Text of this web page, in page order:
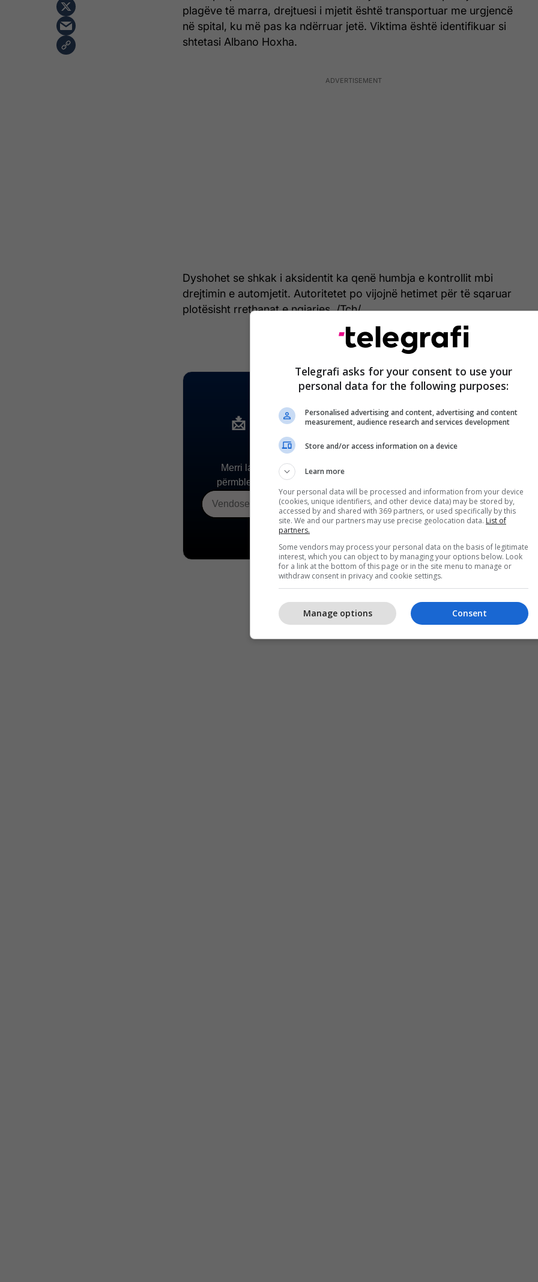
plagëve të marra, drejtuesi i mjetit është transportuar me urgjencë
në spital, ku më pas ka ndërruar jetë. Viktima është identifikuar si
shtetasi Albano Hoxha.
Dyshohet se shkak i aksidentit ka qenë humbja e kontrollit mbi
drejtimin e automjetit. Autoritetet po vijojnë hetimet për të sqaruar
plotësisht rrethanat e ngjarjes. /Tch/
Telegrafi asks for your consent to use your
personal data for the following purposes:
Personalised advertising and content, advertising and content
measurement, audience research and services development
Store and/or access information on a device
Learn more
Your personal data will be processed and information from your device
(cookies, unique identifiers, and other device data) may be stored by,
accessed by and shared with 369 partners, or used specifically by this
site. We and our partners may use precise geolocation data. List of
partners.
Some vendors may process your personal data on the basis of legitimate
interest, which you can object to by managing your options below. Look
for a link at the bottom of this page or in the site menu to manage or
withdraw consent in privacy and cookie settings.
Consent
Manage options